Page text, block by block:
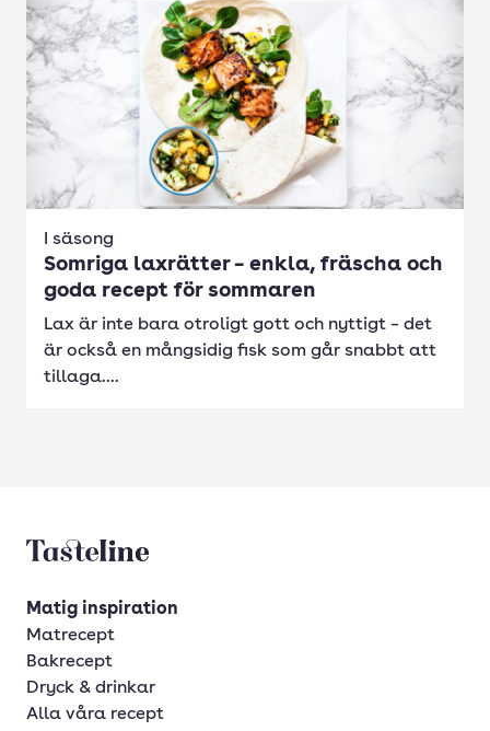
I säsong
Somriga laxrätter – enkla, fräscha och
goda recept för sommaren
Lax är inte bara otroligt gott och nyttigt – det
är också en mångsidig fisk som går snabbt att
tillaga....
Tasteline startsida
Matig inspiration
Matrecept
Bakrecept
Dryck & drinkar
Alla våra recept